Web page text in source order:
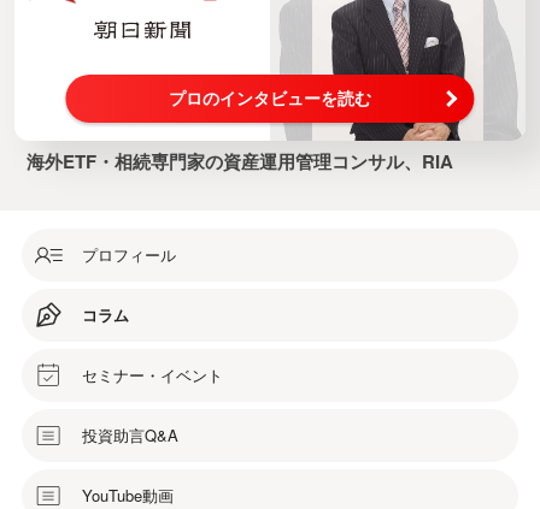
プロのインタビューを読む
海外ETF・相続専門家の資産運用管理コンサル、RIA
プロフィール
コラム
セミナー・イベント
投資助言Q&A
YouTube動画